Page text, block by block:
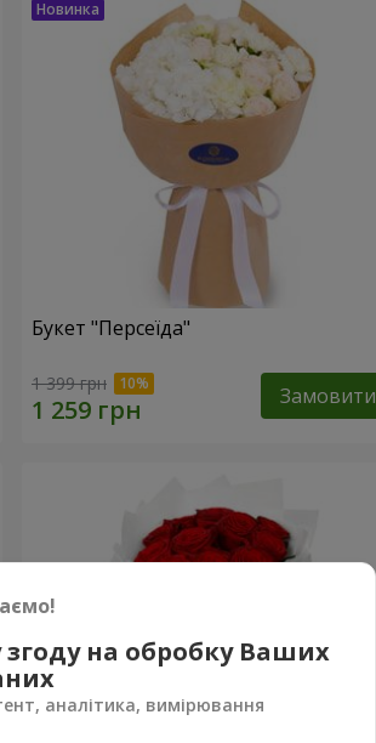
Букет "Персеїда"
1 399 грн Замовити
на обробку Ваших
аналітика, вимірювання